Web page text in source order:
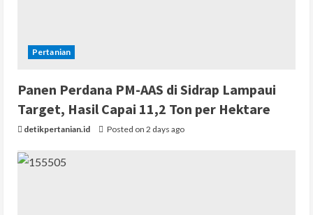
Pertanian
Panen Perdana PM-AAS di Sidrap Lampaui
Target, Hasil Capai 11,2 Ton per Hektare
detikpertanian.id Posted on 2 days ago